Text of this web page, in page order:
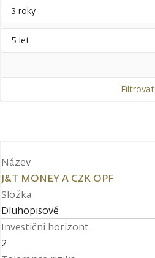
3 roky
5 let
Filtrovat
Název
J&T MONEY A CZK OPF
Složka
Dluhopisové
Investiční horizont
2